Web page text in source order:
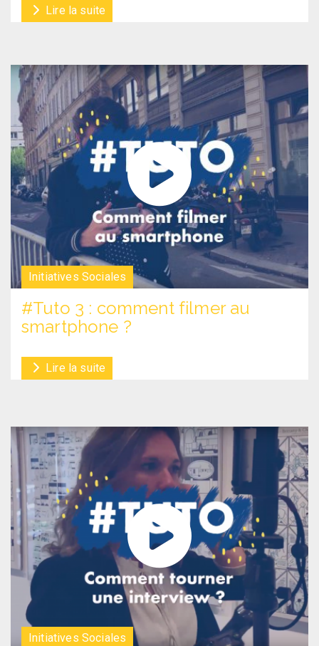
Lire la suite
Initiatives Sociales
#Tuto 3 : comment filmer au
smartphone ?
Lire la suite
Initiatives Sociales